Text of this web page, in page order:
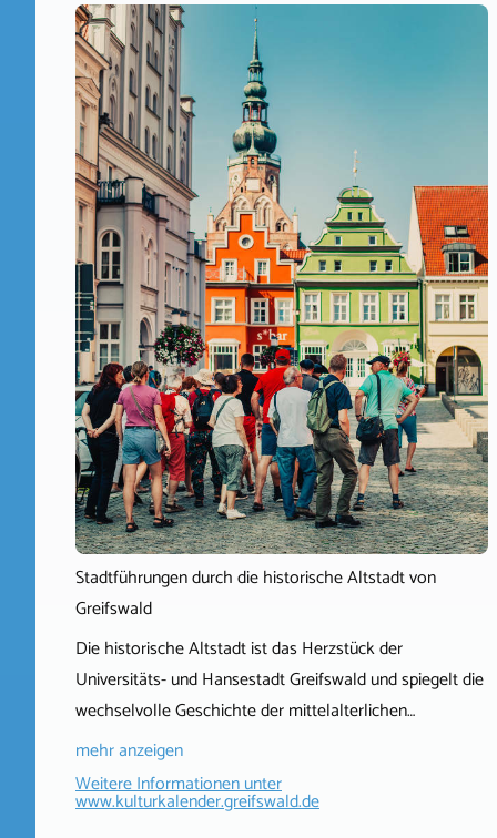
Stadtführungen durch die historische Altstadt von
Greifswald
Die historische Altstadt ist das Herzstück der
Universitäts- und Hansestadt Greifswald und spiegelt die
wechselvolle Geschichte der mittelalterlichen…
mehr anzeigen
Weitere Informationen unter
www.kulturkalender.greifswald.de